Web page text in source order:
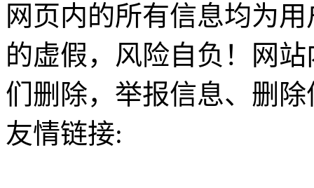
网页内的所有信息均为
的虚假，风险自负！网
们删除，举报信息、删
友情链接: